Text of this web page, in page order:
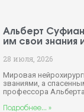
Альберт
им свои знания
28 июля, 2026
Мировая
званиями, а
профессора Альберта
Подробнее... »